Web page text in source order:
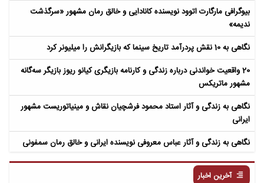
بیوگرافی مارگارت اتوود نویسنده کانادایی و خالق رمان مشهور «سرگذشت
ندیمه»
نگاهی به 10 نقش پردرآمد تاریخ سینما که بازیگرانش را میلیونر کرد
20 واقعیت خواندنی درباره زندگی و کارنامه بازیگری کیانو ریوز بازیگر سه‌گانه
مشهور ماتریکس
نگاهی به زندگی و آثار استاد محمود فرشچیان نقاش و مینیاتوریست مشهور
ایرانی
نگاهی به زندگی و آثار عباس معروفی نویسنده ایرانی و خالق رمان سمفونی
آخرین اخبار